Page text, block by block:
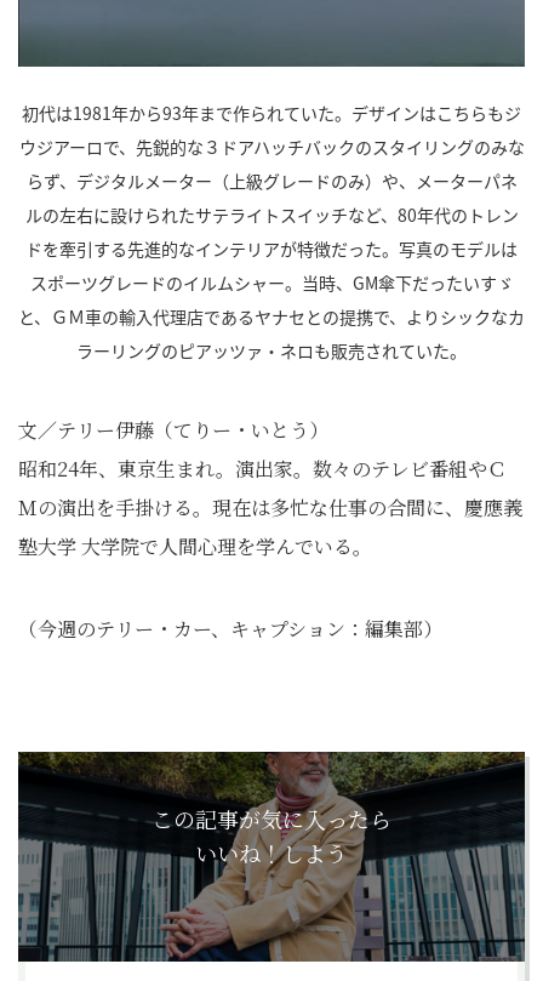
初代は1981年から93年まで作られていた。デザインはこちらもジ
ウジアーロで、先鋭的な３ドアハッチバックのスタイリングのみな
らず、デジタルメーター（上級グレードのみ）や、メーターパネ
ルの左右に設けられたサテライトスイッチなど、80年代のトレン
ドを牽引する先進的なインテリアが特徴だった。写真のモデルは
スポーツグレードのイルムシャー。当時、GM傘下だったいすゞ
と、ＧＭ車の輸入代理店であるヤナセとの提携で、よりシックなカ
ラーリングのピアッツァ・ネロも販売されていた。
文／テリー伊藤（てりー・いとう）
昭和24年、東京生まれ。演出家。数々のテレビ番組やＣ
Ｍの演出を手掛ける。現在は多忙な仕事の合間に、慶應義
塾大学 大学院で人間心理を学んでいる。
（今週のテリー・カー、キャプション：編集部）
この記事が気に入ったら
いいね！しよう